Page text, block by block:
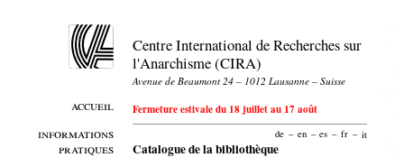
accueil
informations
pratiques
Centre International de Recherches sur
l'Anarchisme (CIRA)
Avenue de Beaumont 24 – 1012 Lausanne – Suisse
Fermeture estivale du 18 juillet au 17 août
de – en – es – fr – it
Catalogue de la bibliothèque